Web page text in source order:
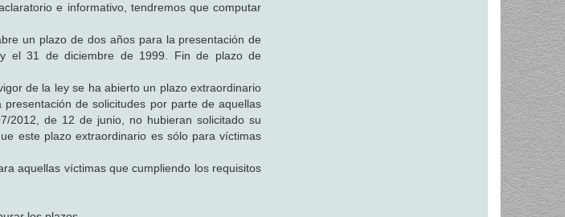
e informativo, tendremos que computar
un plazo de dos años para la presentación de
el 31 de diciembre de 1999. Fin de plazo de
de la ley se ha abierto un plazo extraordinario
de solicitudes por parte de aquellas
2012, de 12 de junio, no hubieran solicitado su
este plazo extraordinario es sólo para víctimas
aquellas víctimas que cumpliendo los requisitos